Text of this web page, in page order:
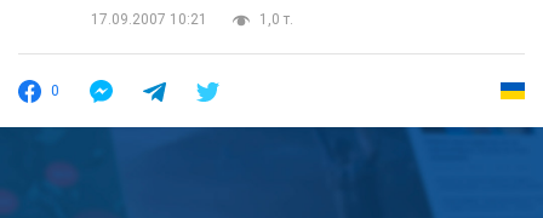
17.09.2007 10:21
1,0 т.
0